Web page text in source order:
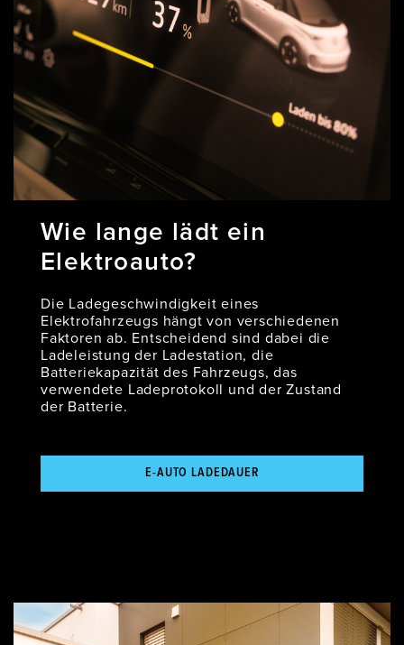
Wie lange lädt ein
Elektroauto?
Die Ladegeschwindigkeit eines
Elektrofahrzeugs hängt von verschiedenen
Faktoren ab. Entscheidend sind dabei die
Ladeleistung der Ladestation, die
Batteriekapazität des Fahrzeugs, das
verwendete Ladeprotokoll und der Zustand
der Batterie.
E-AUTO LADEDAUER